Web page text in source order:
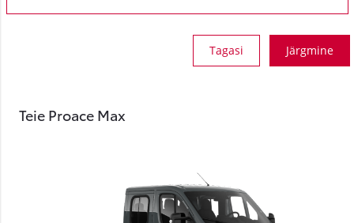
Tagasi Järgmine
Teie Proace Max